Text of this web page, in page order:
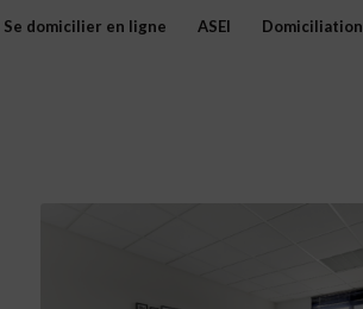
Se domicilier en ligne ASEI Domiciliation